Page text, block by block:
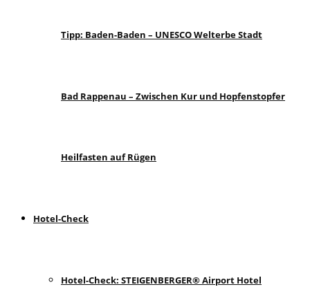
Tipp: Baden-Baden – UNESCO Welterbe Stadt
Bad Rappenau – Zwischen Kur und Hopfenstopfer
Heilfasten auf Rügen
Hotel-Check
Hotel-Check: STEIGENBERGER® Airport Hotel